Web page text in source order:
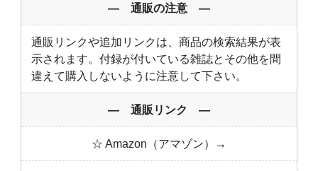
― 通販の注意 ―
通販リンクや追加リンクは、商品の検索結果が表
示されます。付録が付いている雑誌とその他を間
違えて購入しないように注意して下さい。
― 通販リンク ―
☆ Amazon（アマゾン）→